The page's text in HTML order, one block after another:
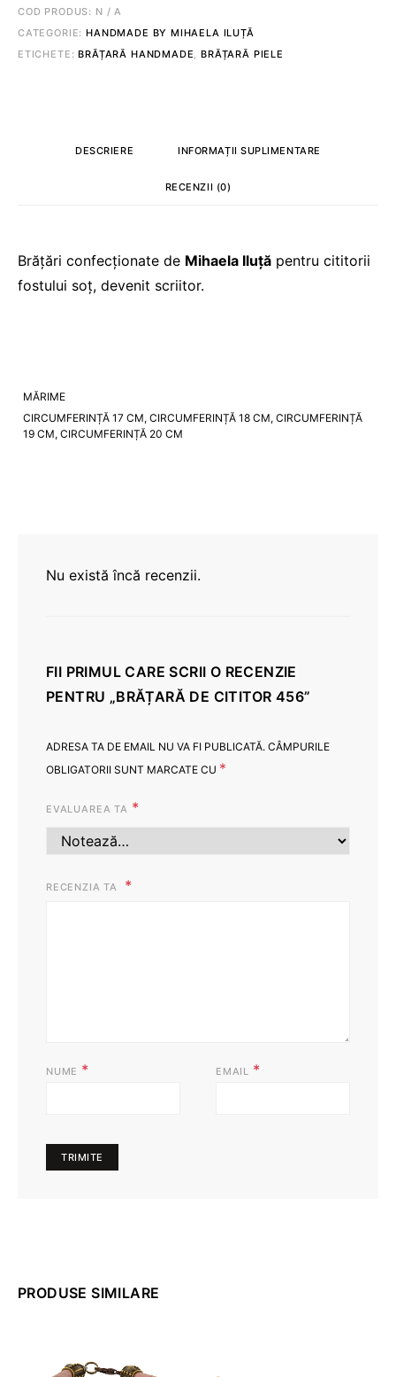
COD PRODUS: N / A
CATEGORIE:HANDMADE BY MIHAELA ILUȚĂ
ETICHETE:BRĂȚARĂ HANDMADE,BRĂȚARĂ PIELE
DESCRIERE INFORMAȚII SUPLIMENTARE
RECENZII (0)
Brățări confecționate de Mihaela Iluță pentru cititorii
fostului soț, devenit scriitor.
MĂRIME
CIRCUMFERINȚĂ 17 CM, CIRCUMFERINȚĂ 18 CM, CIRCUMFERINȚĂ
19 CM, CIRCUMFERINȚĂ 20 CM
Nu există încă recenzii.
FII PRIMUL CARE SCRII O RECENZIE
PENTRU „BRĂȚARĂ DE CITITOR 456”
ADRESA TA DE EMAIL NU VA FI PUBLICATĂ. CÂMPURILE
OBLIGATORII SUNT MARCATE CU *
EVALUAREA TA *
RECENZIA TA
NUME * EMAIL *
PRODUSE SIMILARE